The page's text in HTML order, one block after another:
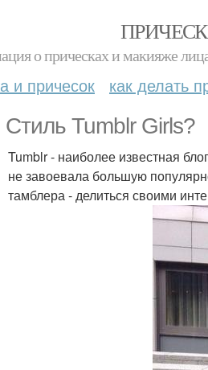
о прическах и макияже
и причесок как делать
Стиль Tumblr Girls?
Tumblr - наиболее известная
не завоевала большую
тамблера - делиться своими